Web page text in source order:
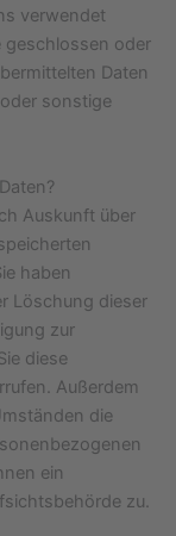
verwendet
geschlossen oder
Daten
sonstige
Auskunft über
haben
Löschung dieser
zur
diese
Außerdem
die
ein
zu.